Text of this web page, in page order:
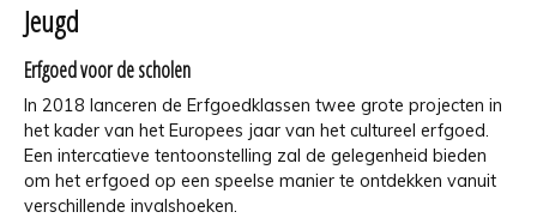
Jeugd
Erfgoed voor de scholen
In 2018 lanceren de Erfgoedklassen twee grote projecten in
het kader van het Europees jaar van het cultureel erfgoed.
Een intercatieve tentoonstelling zal de gelegenheid bieden
om het erfgoed op een speelse manier te ontdekken vanuit
verschillende invalshoeken.